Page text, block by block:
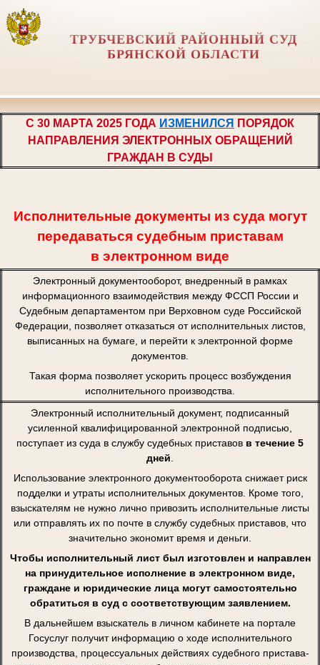
ТРУБЧЕВСКИЙ РАЙОННЫЙ СУД
БРЯНСКОЙ ОБЛАСТИ
С 30 МАРТА 2025 ГОДА ИЗМЕНИЛСЯ ПОРЯДОК
НАПРАВЛЕНИЯ ЭЛЕКТРОННЫХ ОБРАЩЕНИЙ
ГРАЖДАН В СУДЫ
Исполнительные документы из суда могут
передаваться судебным приставам
в электронном виде
Электронный документооборот, внедренный в рамках
информационного взаимодействия между ФССП России и
Судебным департаментом при Верховном суде Российской
Федерации, позволяет отказаться от исполнительных листов,
выписанных на бумаге, и перейти к электронной форме
документов.
Такая форма позволяет ускорить процесс возбуждения
исполнительного производства.
Электронный исполнительный документ, подписанный
усиленной квалифицированной электронной подписью,
поступает из суда в службу судебных приставов в течение 5
дней
Использование электронного документооборота снижает риск
подделки и утраты исполнительных документов. Кроме того,
взыскателям не нужно лично привозить исполнительные листы
или отправлять их по почте в службу судебных приставов, что
значительно экономит время и деньги.
Чтобы исполнительный лист был изготовлен и направлен
на принудительное исполнение в электронном виде,
граждане и юридические лица могут самостоятельно
обратиться в суд с соответствующим заявлением.
В дальнейшем взыскатель в личном кабинете на портале
Госуслуг получит информацию о ходе исполнительного
производства, процессуальных действиях судебного пристава-